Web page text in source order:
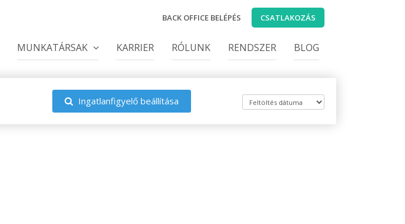
BACK OFFICE BELÉPÉS CSATLAKOZÁS
MUNKATÁRSAK KARRIER RÓLUNK RENDSZER BLOG
Ingatlanfigyelő beállítása